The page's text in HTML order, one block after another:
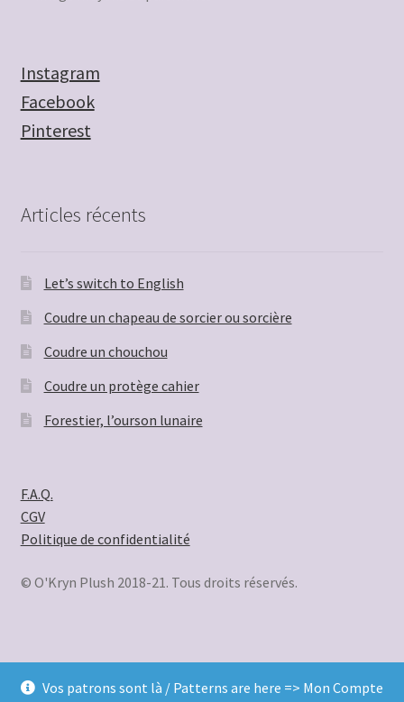
Vos patrons sont là / Patterns are here => Mon Compte
Instagram
Facebook
Pinterest
Articles récents
Let’s switch to English
Coudre un chapeau de sorcier ou sorcière
Coudre un chouchou
Coudre un protège cahier
Forestier, l’ourson lunaire
F.A.Q.
CGV
Politique de confidentialité
© O'Kryn Plush 2018-21. Tous droits réservés.
© O'Kryn Plush 2026